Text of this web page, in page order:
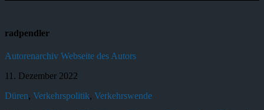
radpendler
Autorenarchiv Webseite des Autors
11. Dezember 2022
Düren, Verkehrspolitik, Verkehrswende